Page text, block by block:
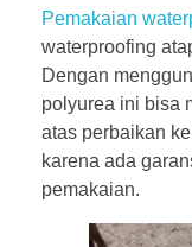
Pemakaian
waterproofing
Dengan
polyurea ini bisa
atas perbaikan
karena ada
pemakaian.